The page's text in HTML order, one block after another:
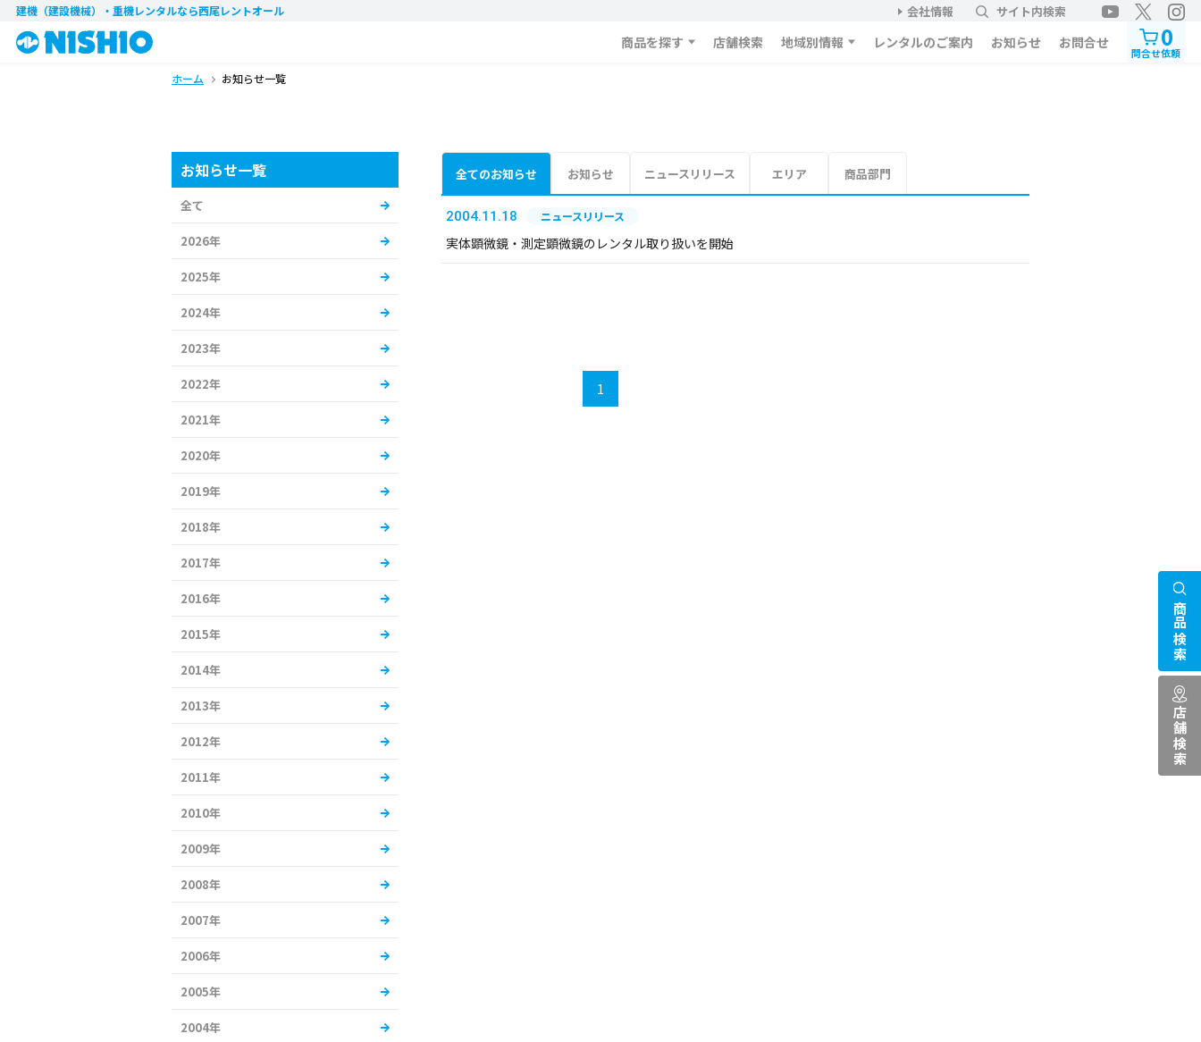
建機（建設機械）・重機レンタルなら西尾レントオール 会社情報 サイト内検索
商品を探す 店舗検索 地域別情報 レンタルのご案内 お知らせ お問合せ 0
問合せ依頼
ホーム お知らせ一覧
全てのお知らせ お知らせ ニュースリリース エリア 商品部門
2004.11.18 ニュースリリース
実体顕微鏡・測定顕微鏡のレンタル取り扱いを開始
1
お知らせ一覧
全て
2026年
2025年
2024年
2023年
2022年
2021年
2020年
2019年
2018年
2017年
2016年
2015年
2014年
2013年
2012年
2011年
2010年
2009年
2008年
2007年
2006年
2005年
2004年
商品検索
店舗検索